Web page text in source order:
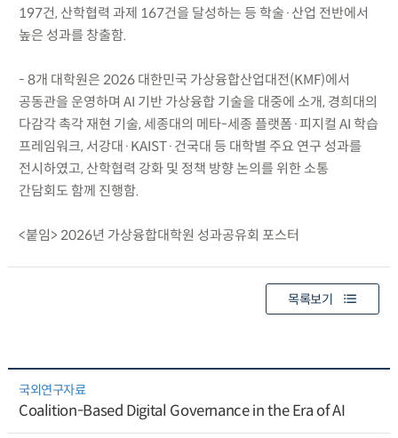
197건, 산학협력 과제 167건을 달성하는 등 학술·산업 전반에서
높은 성과를 창출함.
- 8개 대학원은 2026 대한민국 가상융합산업대전(KMF)에서
공동관을 운영하며 AI 기반 가상융합 기술을 대중에 소개, 경희대의
다감각 촉각 재현 기술, 세종대의 메타-세종 플랫폼·피지컬 AI 학습
프레임워크, 서강대·KAIST·건국대 등 대학별 주요 연구 성과를
전시하였고, 산학협력 강화 및 정책 방향 논의를 위한 소통
간담회도 함께 진행함.
<붙임> 2026년 가상융합대학원 성과공유회 포스터
목록보기
국외연구자료
Coalition-Based Digital Governance in the Era of AI